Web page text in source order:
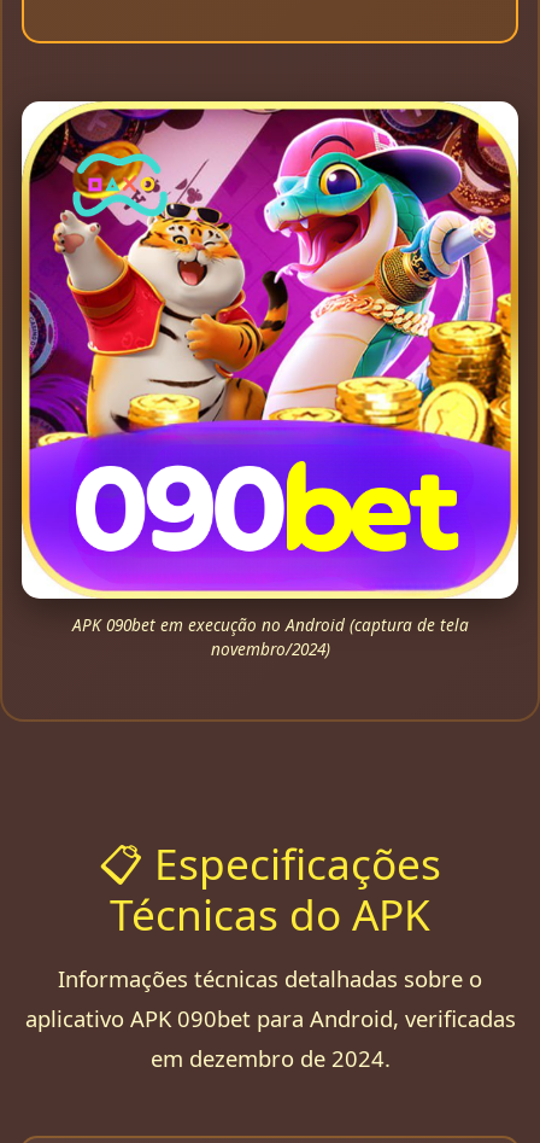
APK 090bet em execução no Android (captura de tela
novembro/2024)
📋 Especificações
Técnicas do APK
Informações técnicas detalhadas sobre o
aplicativo APK 090bet para Android, verificadas
em dezembro de 2024.